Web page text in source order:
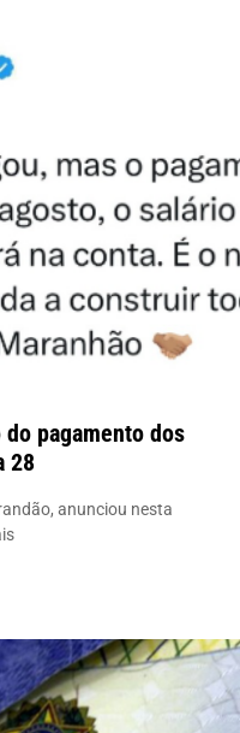
pagamento dos
28
anunciou nesta